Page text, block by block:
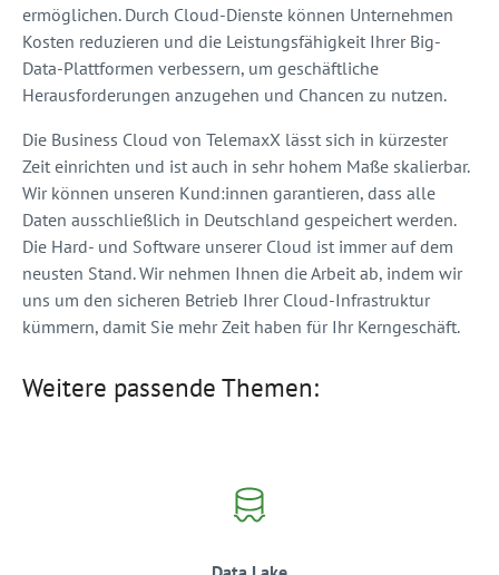
ermöglichen. Durch Cloud-Dienste können Unternehmen
Kosten reduzieren und die Leistungsfähigkeit Ihrer Big-
Data-Plattformen verbessern, um geschäftliche
Herausforderungen anzugehen und Chancen zu nutzen.
Die Business Cloud von TelemaxX lässt sich in kürzester
Zeit einrichten und ist auch in sehr hohem Maße skalierbar.
Wir können unseren Kund:innen garantieren, dass alle
Daten ausschließlich in Deutschland gespeichert werden.
Die Hard- und Software unserer Cloud ist immer auf dem
neusten Stand. Wir nehmen Ihnen die Arbeit ab, indem wir
uns um den sicheren Betrieb Ihrer Cloud-Infrastruktur
kümmern, damit Sie mehr Zeit haben für Ihr Kerngeschäft.
Weitere passende Themen: